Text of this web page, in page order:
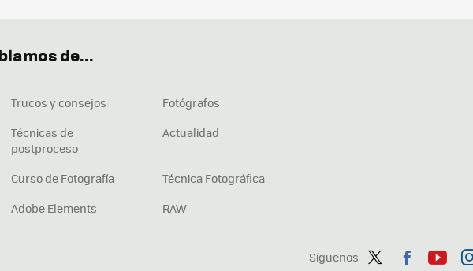
Síguenos
de...
Trucos y consejos
Fotógrafos
Técnicas de
postproceso
Actualidad
Curso de Fotografía
Técnica Fotográfica
Adobe Elements RAW